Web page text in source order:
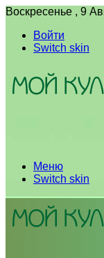
Воскресенье , 9
Войти
Switch skin
Меню
Switch skin